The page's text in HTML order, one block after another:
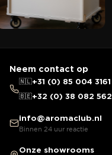
Neem contact op
🇳🇱+31 (0) 85 004 3161
🇧🇪+32 (0) 38 082 562
info@aromaclub.nl
Binnen 24 uur reactie
Onze showrooms